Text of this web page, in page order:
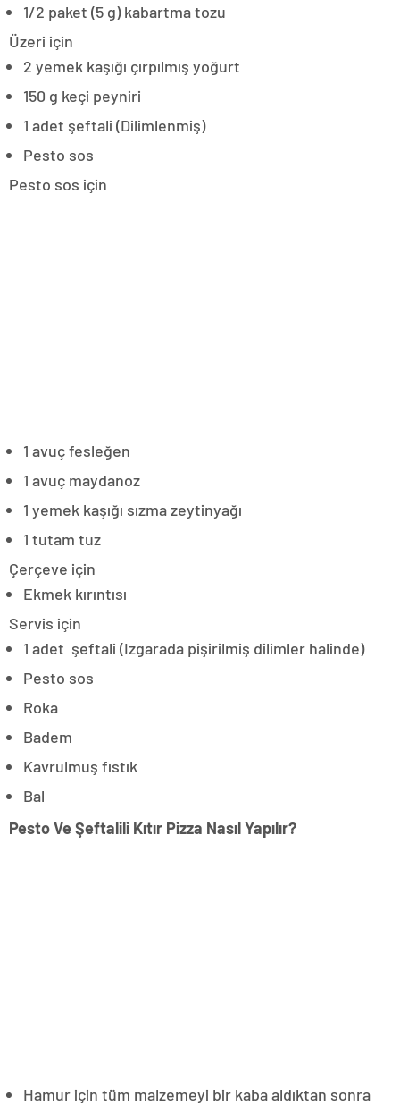
1/2 paket (5 g) kabartma tozu
Üzeri için
2 yemek kaşığı çırpılmış yoğurt
150 g keçi peyniri
1 adet şeftali (Dilimlenmiş)
Pesto sos
Pesto sos için
1 avuç fesleğen
1 avuç maydanoz
1 yemek kaşığı sızma zeytinyağı
1 tutam tuz
Çerçeve için
Ekmek kırıntısı
Servis için
1 adet şeftali (Izgarada pişirilmiş dilimler halinde)
Pesto sos
Roka
Badem
Kavrulmuş fıstık
Bal
Pesto Ve Şeftalili Kıtır Pizza Nasıl Yapılır?
Hamur için tüm malzemeyi bir kaba aldıktan sonra